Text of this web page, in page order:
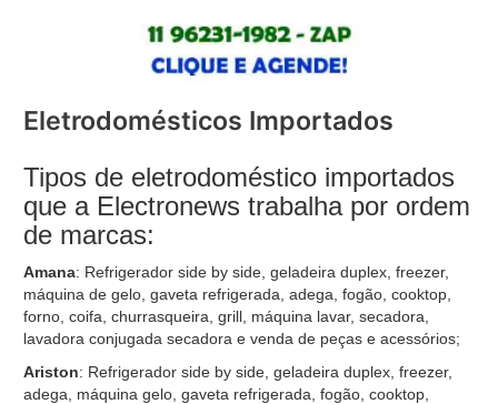
Eletrodomésticos Importados
Tipos de eletrodoméstico importados
que a Electronews trabalha por ordem
de marcas:
Amana: Refrigerador side by side, geladeira duplex, freezer,
máquina de gelo, gaveta refrigerada, adega, fogão, cooktop,
forno, coifa, churrasqueira, grill, máquina lavar, secadora,
lavadora conjugada secadora e venda de peças e acessórios;
Ariston: Refrigerador side by side, geladeira duplex, freezer,
adega, máquina gelo, gaveta refrigerada, fogão, cooktop,